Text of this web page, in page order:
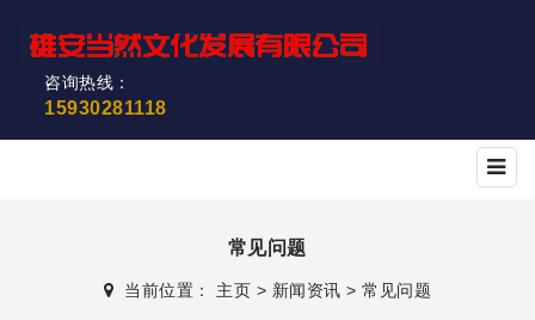
咨询热线：
15930281118
常见问题
当前位置： 主页 > 新闻资讯 >常见问题